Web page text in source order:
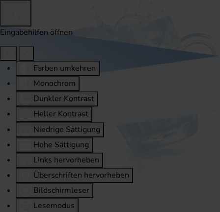
Eingabehilfen öffnen
Farben umkehren
Monochrom
Dunkler Kontrast
Heller Kontrast
Niedrige Sättigung
Hohe Sättigung
Links hervorheben
Überschriften hervorheben
Bildschirmleser
Lesemodus